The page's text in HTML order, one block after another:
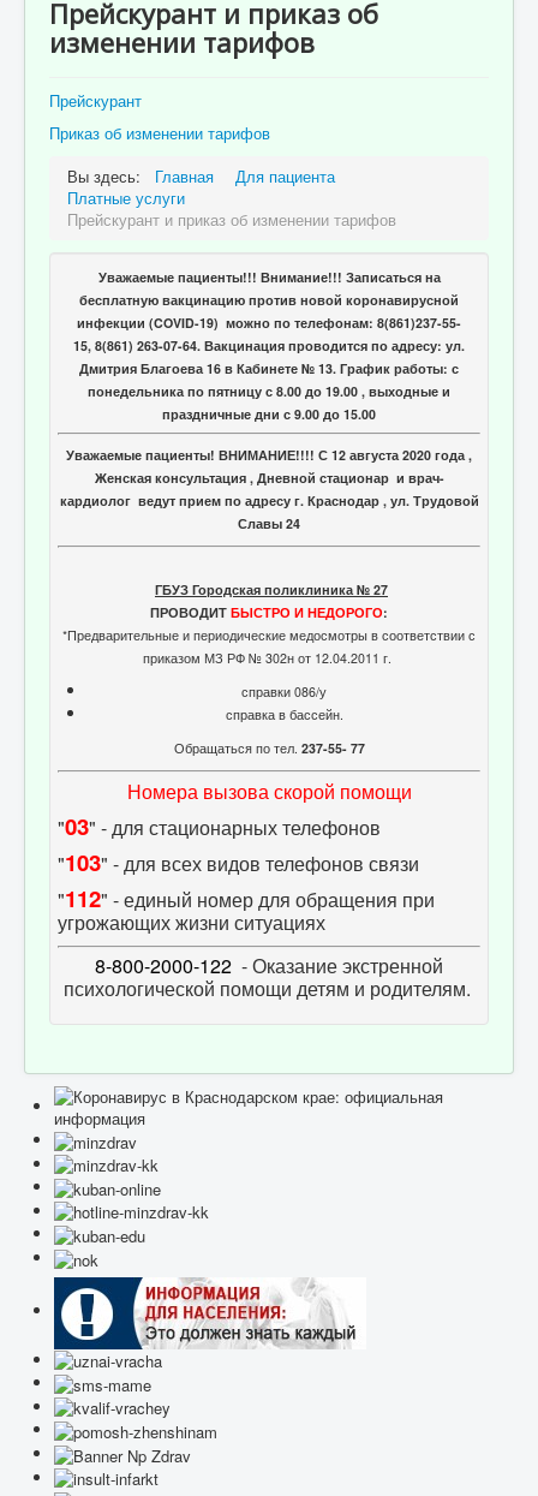
Об учреждении
Информация для специалистов
Медицинская профилактика
Врачи
Контролирующие органы
Лекарственное обеспечение
Документы
Вакансии
Связаться с нами
Отзывы пациентов
Контакты
Женская консультация
Прейскурант и приказ об
изменении тарифов
Прейскурант
Приказ об изменении тарифов
Вы здесь:
Главная
Для пациента
Платные услуги
Прейскурант и приказ об изменении тарифов
Уважаемые пациенты!!! Внимание!!! Записаться на
бесплатную вакцинацию против новой коронавирусной
инфекции (COVID-19) можно по телефонам: 8(861)237-55-
15, 8(861) 263-07-64. Вакцинация проводится по адресу: ул.
Дмитрия Благоева 16 в Кабинете № 13. График работы: с
понедельника по пятницу с 8.00 до 19.00 , выходные и
праздничные дни с 9.00 до 15.00
Уважаемые пациенты! ВНИМАНИЕ!!!! С 12 августа 2020 года ,
Женская консультация , Дневной стационар и врач-
кардиолог ведут прием по адресу г. Краснодар , ул. Трудовой
Славы 24
ГБУЗ Городская поликлиника № 27
ПРОВОДИТ БЫСТРО И НЕДОРОГО:
*Предварительные и периодические медосмотры в соответствии с
приказом МЗ РФ № 302н от 12.04.2011 г.
справки 086/у
справка в бассейн.
Обращаться по тел. 237-55- 77
Номера вызова скорой помощи
"03" - для стационарных телефонов
"103" - для всех видов телефонов связи
"112" - единый номер для обращения при
угрожающих жизни ситуациях
8-800-2000-122 - Оказание экстренной
психологической помощи детям и родителям.